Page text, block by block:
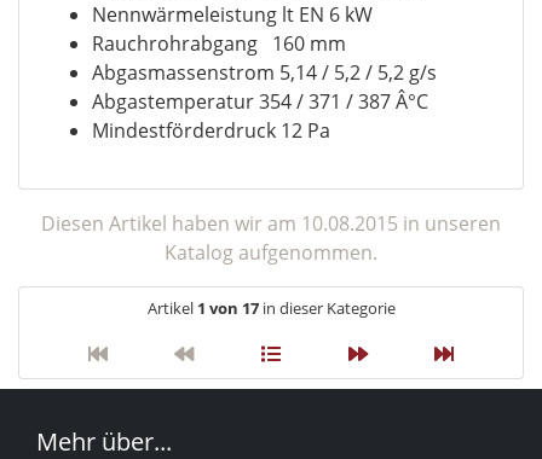
Nennwärmeleistung lt EN 6 kW
Rauchrohrabgang 160 mm
Abgasmassenstrom 5,14 / 5,2 / 5,2 g/s
Abgastemperatur 354 / 371 / 387 Â°C
Mindestförderdruck 12 Pa
Diesen Artikel haben wir am 10.08.2015 in unseren
Katalog aufgenommen.
Artikel 1 von 17in dieser Kategorie
Mehr über...